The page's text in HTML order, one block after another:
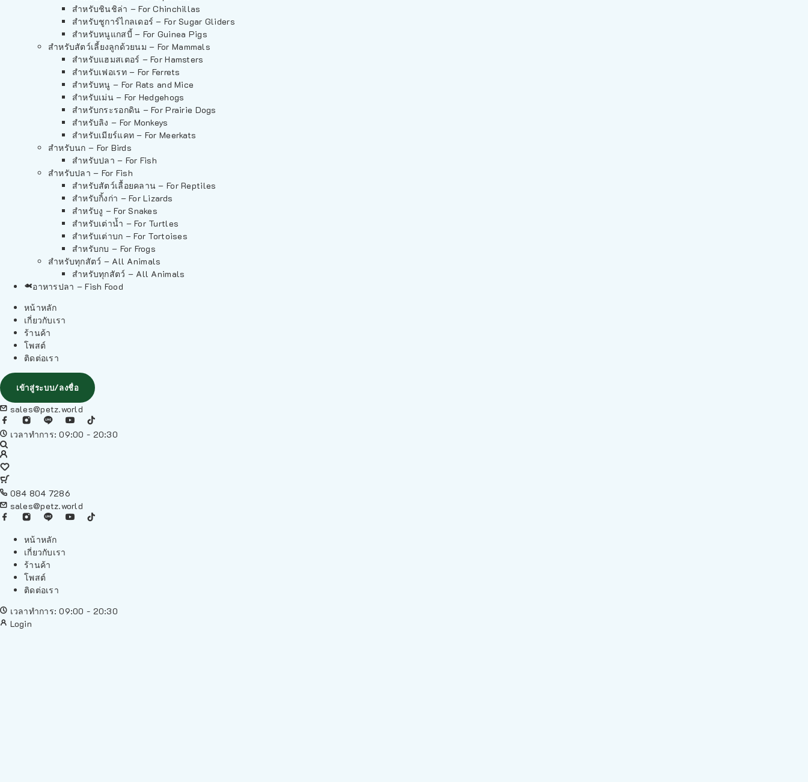
สำหรับชินชิล่า – For Chinchillas
สำหรับชูการ์ไกลเดอร์ – For Sugar Gliders
สำหรับหนูแกสบี้ – For Guinea Pigs
สำหรับสัตว์เลี้ยงลูกด้วยนม – For Mammals
สำหรับแฮมสเตอร์ – For Hamsters
สำหรับเฟอเรท – For Ferrets
สำหรับหนู – For Rats and Mice
สำหรับเม่น – For Hedgehogs
สำหรับกระรอกดิน – For Prairie Dogs
สำหรับลิง – For Monkeys
สำหรับเมียร์แคท – For Meerkats
สำหรับนก – For Birds
สำหรับปลา – For Fish
สำหรับปลา – For Fish
สำหรับสัตว์เลื้อยคลาน – For Reptiles
สำหรับกิ้งก่า – For Lizards
สำหรับงู – For Snakes
สำหรับเต่าน้ำ – For Turtles
สำหรับเต่าบก – For Tortoises
สำหรับกบ – For Frogs
สำหรับทุกสัตว์ – All Animals
สำหรับทุกสัตว์ – All Animals
อาหารปลา – Fish Food
หน้าหลัก
เกี่ยวกับเรา
ร้านค้า
โพสต์
ติดต่อเรา
เข้าสู่ระบบ/ลงชื่อ
sales@petz.world
เวลาทำการ: 09:00 - 20:30
084 804 7286
sales@petz.world
หน้าหลัก
เกี่ยวกับเรา
ร้านค้า
โพสต์
ติดต่อเรา
เวลาทำการ: 09:00 - 20:30
Login